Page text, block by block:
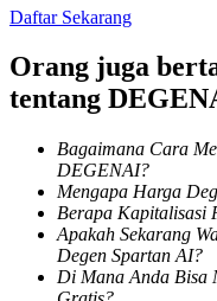
Informasi
Analisis data besar
Daftar Sekarang
Orang juga
tentang
Bagaimana Cara
DEGENAI?
Mengapa Harga
Berapa Kapitalisasi
Apakah Sekarang
Degen Spartan AI?
Di Mana Anda Bisa